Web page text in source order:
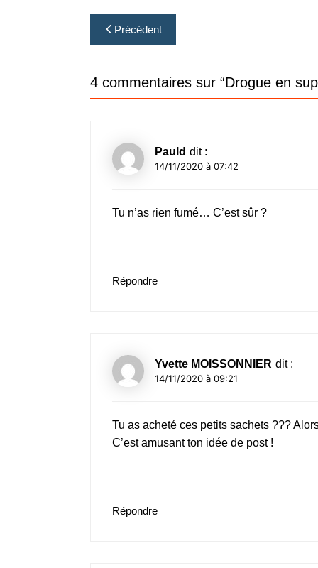
Navigation
de
l’article
Précédent
4 commentaires sur “Drogue en
Pauld dit :
14/11/2020 à 07:42
Tu n’as rien fumé… C’est sûr ?
Répondre
Yvette MOISSONNIER dit :
14/11/2020 à 09:21
Tu as acheté ces petits sachets ???
C’est amusant ton idée de post !
Répondre